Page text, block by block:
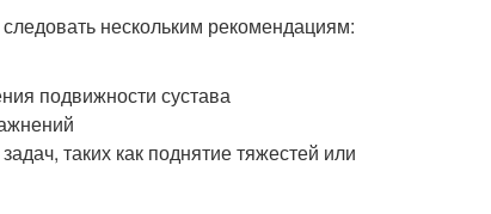
следовать нескольким рекомендациям:
подвижности сустава
таких как поднятие тяжестей или